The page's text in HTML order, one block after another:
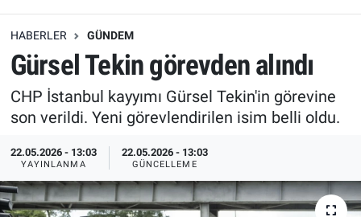
HABERLER GÜNDEM
Gürsel Tekin görevden alındı
CHP İstanbul kayyımı Gürsel Tekin'in görevine
son verildi. Yeni görevlendirilen isim belli oldu.
22.05.2026 - 13:03
YAYINLANMA
22.05.2026 - 13:03
GÜNCELLEME
Erişim Bilgileri
Ekonomi
Trend
Özel Haberler
Erişim Bilgileri
Spor
Ekonomi
Dünya
Erişim Bilgileri
Tüm Manşetler
Son Dakika Haberleri
Haber Arşivi